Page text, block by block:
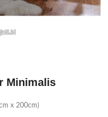
Minimalis
x 200cm)